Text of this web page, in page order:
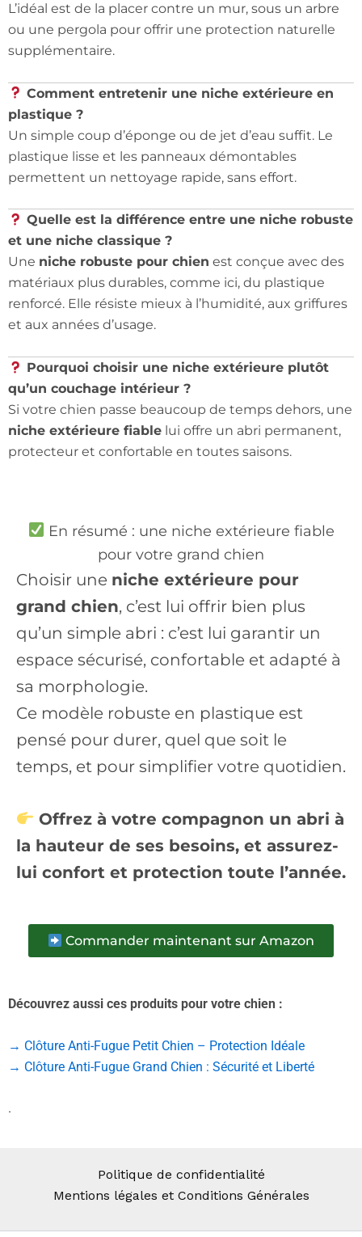
L’idéal est de la placer contre un mur, sous un arbre
ou une pergola pour offrir une protection naturelle
supplémentaire.
Comment entretenir une niche extérieure en
plastique ?
Un simple coup d’éponge ou de jet d’eau suffit. Le
plastique lisse et les panneaux démontables
permettent un nettoyage rapide, sans effort.
Quelle est la différence entre une niche robuste
et une niche classique ?
Une niche robuste pour chien est conçue avec des
matériaux plus durables, comme ici, du plastique
renforcé. Elle résiste mieux à l’humidité, aux griffures
et aux années d’usage.
Pourquoi choisir une niche extérieure plutôt
qu’un couchage intérieur ?
Si votre chien passe beaucoup de temps dehors, une
niche extérieure fiable lui offre un abri permanent,
protecteur et confortable en toutes saisons.
En résumé : une niche extérieure fiable
pour votre grand chien
Choisir une niche extérieure pour
grand chien, c’est lui offrir bien plus
qu’un simple abri : c’est lui garantir un
espace sécurisé, confortable et adapté à
sa morphologie.
Ce modèle robuste en plastique est
pensé pour durer, quel que soit le
temps, et pour simplifier votre quotidien.
Offrez à votre compagnon un abri à
la hauteur de ses besoins, et assurez-
lui confort et protection toute l’année.
Commander maintenant sur Amazon
Découvrez aussi ces produits pour votre chien :
→ Clôture Anti-Fugue Petit Chien – Protection Idéale
→ Clôture Anti-Fugue Grand Chien : Sécurité et Liberté
.
Politique de confidentialité
Mentions légales et Conditions Générales